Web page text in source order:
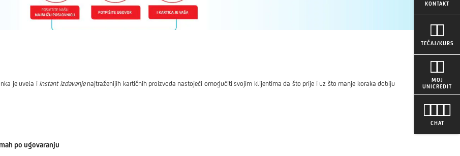
KONTAKT
TEČAJ/KURS
MOJ
UNICREDIT
CHAT
je uvela i Instant izdavanjenajtraženijih kartičnih proizvoda nastojeći omogućiti svojim klijentima da što prije i uz što manje koraka dobiju
po ugovaranju